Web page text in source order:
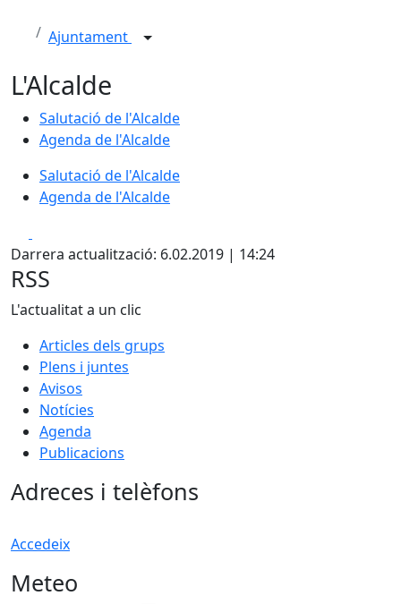
Ajuntament
L'Alcalde
Salutació de l'Alcalde
Agenda de l'Alcalde
Salutació de l'Alcalde
Agenda de l'Alcalde
Darrera actualització: 6.02.2019 | 14:24
RSS
L'actualitat a un clic
Articles dels grups
Plens i juntes
Avisos
Notícies
Agenda
Publicacions
Adreces i telèfons
Accedeix
Meteo